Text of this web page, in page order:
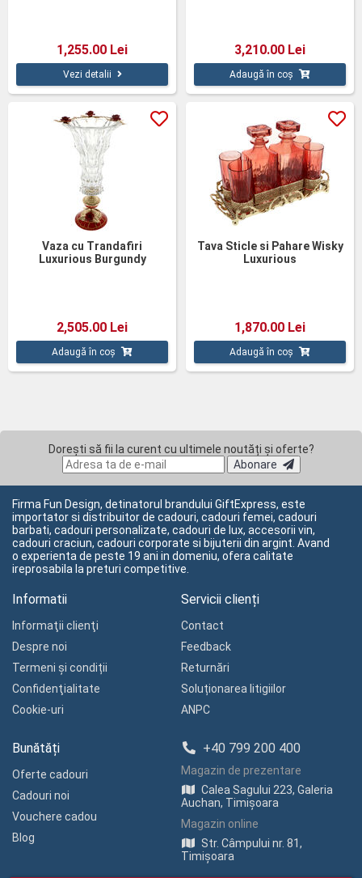
1,255.00 Lei
Vezi detalii
3,210.00 Lei
Adaugă în coș
Vaza cu Trandafiri
Luxurious Burgundy
2,505.00 Lei
Adaugă în coș
Tava Sticle si Pahare Wisky
Luxurious
1,870.00 Lei
Adaugă în coș
Dorești să fii la curent cu ultimele noutăți și oferte?
Abonare
Firma Fun Design, detinatorul brandului GiftExpress, este
importator si distribuitor de cadouri, cadouri femei, cadouri
barbati, cadouri personalizate, cadouri de lux, accesorii vin,
cadouri craciun, cadouri corporate si bijuterii din argint. Avand
o experienta de peste 19 ani in domeniu, ofera calitate
ireprosabila la preturi competitive.
Informatii
Informaţii clienţi
Despre noi
Termeni și condiții
Confidenţialitate
Cookie-uri
Servicii clienți
Contact
Feedback
Returnări
Soluționarea litigiilor
ANPC
Bunătăți
Oferte cadouri
Cadouri noi
Vouchere cadou
Blog
+40 799 200 400
Magazin de prezentare
Calea Sagului 223, Galeria
Auchan, Timișoara
Magazin online
Str. Câmpului nr. 81,
Timișoara